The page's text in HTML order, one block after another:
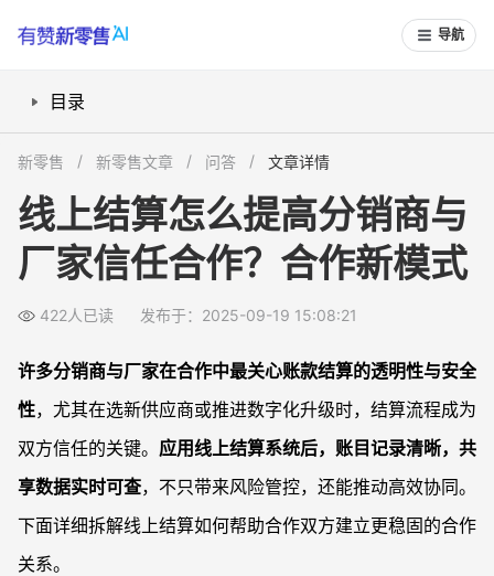
导航
目录
厂家如何用线上结算防控财务风险？
如何优化分销商与厂家的协同效率？
线上结算系统安全吗，会不会泄露合作双方隐私？
如果合作中出现账款争议，线上结算系统能怎么帮忙解决？
新零售 新零售文章 问答 文章详情
线上结算怎么提高分销商与
厂家信任合作？合作新模式
422人已读 发布于：2025-09-19 15:08:21
许多分销商与厂家在合作中最关心账款结算的透明性与安全
性，尤其在选新供应商或推进数字化升级时，结算流程成为
双方信任的关键。 应用线上结算系统后，账目记录清晰，共
享数据实时可查，不只带来风险管控，还能推动高效协同。
下面详细拆解线上结算如何帮助合作双方建立更稳固的合作
关系。